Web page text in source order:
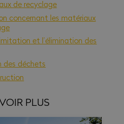
de recyclage
concernant les matériaux
et l’élimination des
des déchets
PLUS